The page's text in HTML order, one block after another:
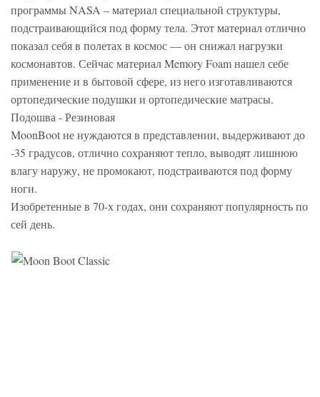
программы NASA – материал специальной структуры,
подстраивающийся под форму тела. Этот материал отлично
показал себя в полетах в космос — он снижал нагрузки
космонавтов. Сейчас материал Memory Foam нашел себе
применение и в бытовой сфере, из него изготавливаются
ортопедические подушки и ортопедические матрасы.
Подошва - Резиновая
MoonBoot не нуждаются в представлении, выдерживают до
-35 градусов, отлично сохраняют тепло, выводят лишнюю
влагу наружу, не промокают, подстраиваются под форму
ноги.
Изобретенные в 70-х годах, они сохраняют популярность по
сей день.